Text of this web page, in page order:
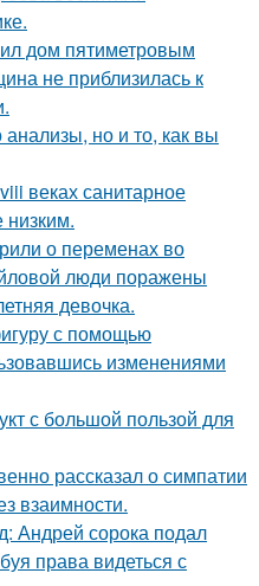
дом пятиметровым
не приблизилась к
но и то, как вы
веках санитарное
низким.
о переменах во
люди поражены
девочка.
с помощью
изменениями
с большой пользой для
рассказал о симпатии
взаимности.
Андрей сорока подал
права видеться с